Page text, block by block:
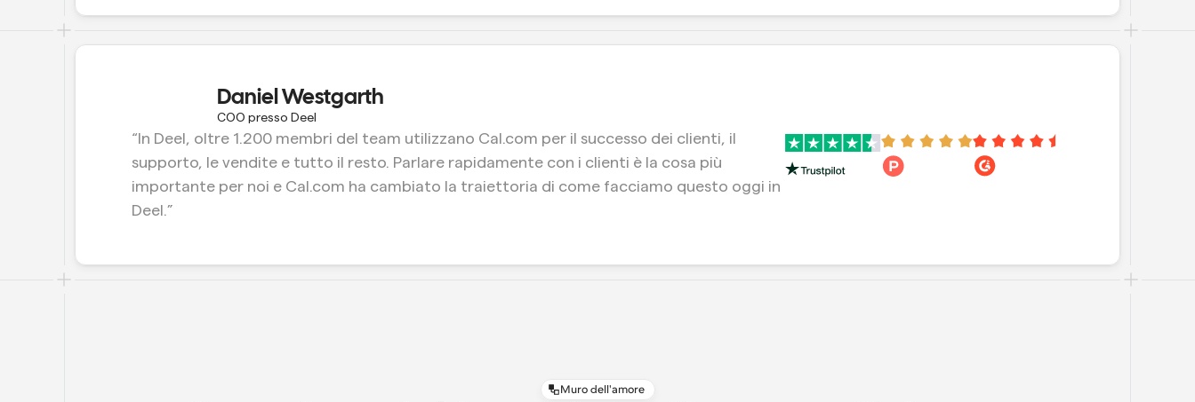
Daniel Westgarth
COO presso Deel
“In Deel, oltre 1.200 membri del team utilizzano Cal.com per il successo dei clienti, il
supporto, le vendite e tutto il resto. Parlare rapidamente con i clienti è la cosa più
importante per noi e Cal.com ha cambiato la traiettoria di come facciamo questo oggi in
Deel.”
Muro dell'amore